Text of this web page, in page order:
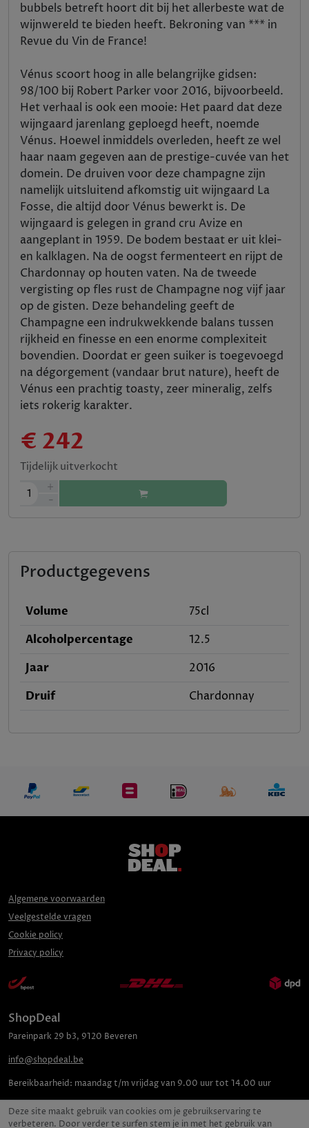
bubbels betreft hoort dit bij het allerbeste wat de
wijnwereld te bieden heeft. Bekroning van *** in
Revue du Vin de France!
Vénus scoort hoog in alle belangrijke gidsen:
98/100 bij Robert Parker voor 2016, bijvoorbeeld.
Het verhaal is ook een mooie: Het paard dat deze
wijngaard jarenlang geploegd heeft, noemde
Vénus. Hoewel inmiddels overleden, heeft ze wel
haar naam gegeven aan de prestige-cuvée van het
domein. De druiven voor deze champagne zijn
namelijk uitsluitend afkomstig uit wijngaard La
Fosse, die altijd door Vénus bewerkt is. De
wijngaard is gelegen in grand cru Avize en
aangeplant in 1959. De bodem bestaat er uit klei-
en kalklagen. Na de oogst fermenteert en rijpt de
Chardonnay op houten vaten. Na de tweede
vergisting op fles rust de Champagne nog vijf jaar
op de gisten. Deze behandeling geeft de
Champagne een indrukwekkende balans tussen
rijkheid en finesse en een enorme complexiteit
bovendien. Doordat er geen suiker is toegevoegd
na dégorgement (vandaar brut nature), heeft de
Vénus een prachtig toasty, zeer mineralig, zelfs
iets rokerig karakter.
€ 242
Tijdelijk uitverkocht
1
+
-
Productgegevens
Volume
75cl
Alcoholpercentage
12.5
Jaar
2016
Druif
Chardonnay
Deze site maakt gebruik van cookies om je gebruikservaring te
verbeteren. Door verder te surfen stem je in met het gebruik van
ShopDeal
Pareinpark 29 b3, 9120 Beveren
info@shopdeal.be
Bereikbaarheid: maandag t/m vrijdag van 9.00 uur tot 14.00 uur
Algemene voorwaarden
Veelgestelde vragen
Cookie policy
Privacy policy